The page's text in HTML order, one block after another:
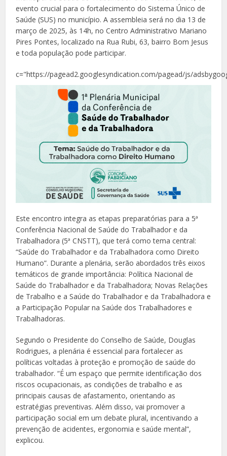
evento crucial para o fortalecimento do Sistema Único de
Saúde (SUS) no município. A assembleia será no dia 13 de
março de 2025, às 14h, no Centro Administrativo Mariano
Pires Pontes, localizado na Rua Rubi, 63, bairro Bom Jesus
e toda população pode participar.
c="https://pagead2.googlesyndication.com/pagead/js/
Este encontro integra as etapas preparatórias para a 5ª
Conferência Nacional de Saúde do Trabalhador e da
Trabalhadora (5ª CNSTT), que terá como tema central:
“Saúde do Trabalhador e da Trabalhadora como Direito
Humano”. Durante a plenária, serão abordados três eixos
temáticos de grande importância: Política Nacional de
Saúde do Trabalhador e da Trabalhadora; Novas Relações
de Trabalho e a Saúde do Trabalhador e da Trabalhadora e
a Participação Popular na Saúde dos Trabalhadores e
Trabalhadoras.
Segundo o Presidente do Conselho de Saúde, Douglas
Rodrigues, a plenária é essencial para fortalecer as
políticas voltadas à proteção e promoção de saúde do
trabalhador. “É um espaço que permite identificação dos
riscos ocupacionais, as condições de trabalho e as
principais causas de afastamento, orientando as
estratégias preventivas. Além disso, vai promover a
participação social em um debate plural, incentivando a
prevenção de acidentes, ergonomia e saúde mental”,
explicou.